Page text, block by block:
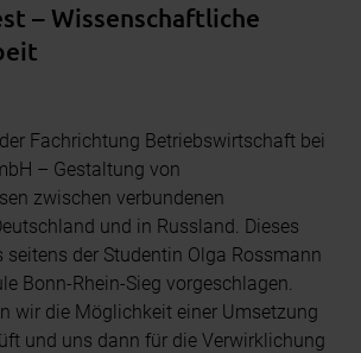
– Wissenschaftliche
Fachrichtung Betriebswirtschaft bei
– Gestaltung von
zwischen verbundenen
und in Russland. Dieses
der Studentin Olga Rossmann
Bonn-Rhein-Sieg vorgeschlagen.
wir die Möglichkeit einer Umsetzung
und uns dann für die Verwirklichung